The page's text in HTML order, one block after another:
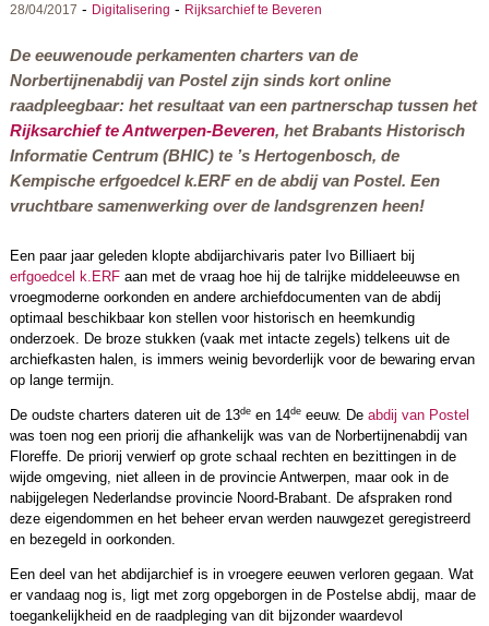
28/04/2017 - Digitalisering - Rijksarchief te Beveren
De eeuwenoude perkamenten charters van de
Norbertijnenabdij van Postel zijn sinds kort online
raadpleegbaar: het resultaat van een partnerschap tussen het
Rijksarchief te Antwerpen-Beveren, het Brabants Historisch
Informatie Centrum (BHIC) te ’s Hertogenbosch, de
Kempische erfgoedcel k.ERF en de abdij van Postel. Een
vruchtbare samenwerking over de landsgrenzen heen!
Een paar jaar geleden klopte abdijarchivaris pater Ivo Billiaert bij
erfgoedcel k.ERF aan met de vraag hoe hij de talrijke middeleeuwse en
vroegmoderne oorkonden en andere archiefdocumenten van de abdij
optimaal beschikbaar kon stellen voor historisch en heemkundig
onderzoek. De broze stukken (vaak met intacte zegels) telkens uit de
archiefkasten halen, is immers weinig bevorderlijk voor de bewaring ervan
op lange termijn.
De oudste charters dateren uit de 13deen 14deeeuw. De abdij van Postel
was toen nog een priorij die afhankelijk was van de Norbertijnenabdij van
Floreffe. De priorij verwierf op grote schaal rechten en bezittingen in de
wijde omgeving, niet alleen in de provincie Antwerpen, maar ook in de
nabijgelegen Nederlandse provincie Noord-Brabant. De afspraken rond
deze eigendommen en het beheer ervan werden nauwgezet geregistreerd
en bezegeld in oorkonden.
Een deel van het abdijarchief is in vroegere eeuwen verloren gegaan. Wat
er vandaag nog is, ligt met zorg opgeborgen in de Postelse abdij, maar de
toegankelijkheid en de raadpleging van dit bijzonder waardevol